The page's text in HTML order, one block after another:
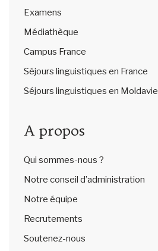
Examens
Médiathèque
Campus France
Séjours linguistiques en France
Séjours linguistiques en Moldavie
A propos
Qui sommes-nous ?
Notre conseil d’administration
Notre équipe
Recrutements
Soutenez-nous